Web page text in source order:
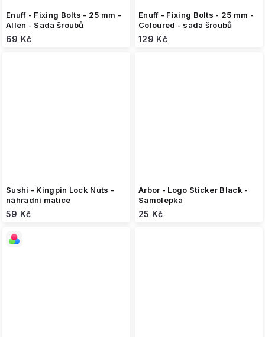
Enuff - Fixing Bolts - 25 mm -
Allen - Sada šroubů
69 Kč
Enuff - Fixing Bolts - 25 mm -
Coloured - sada šroubů
129 Kč
Sushi - Kingpin Lock Nuts -
náhradní matice
59 Kč
Arbor - Logo Sticker Black -
Samolepka
25 Kč